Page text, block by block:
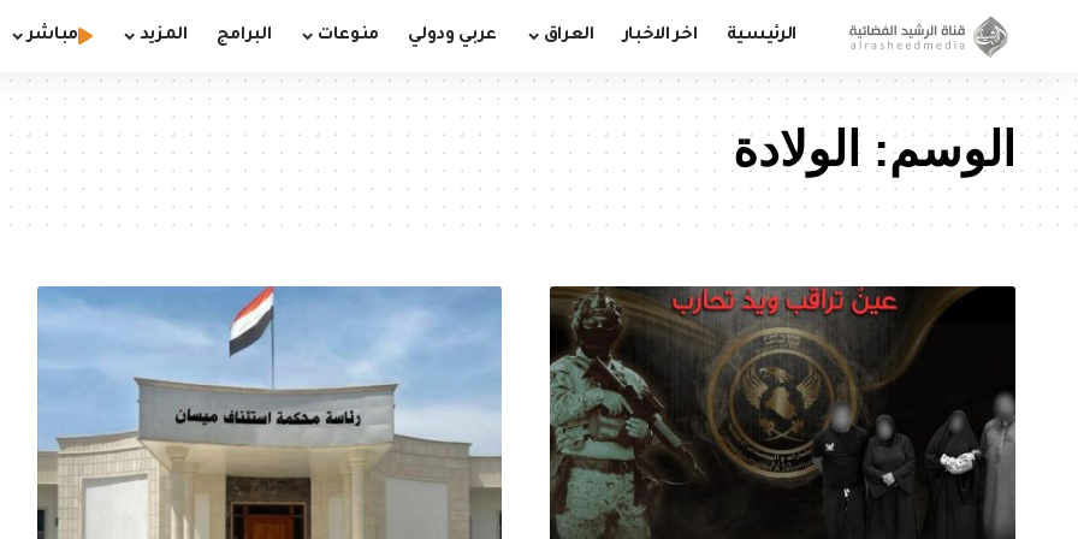
الرئيسية اخر الاخبار العراق عربي ودولي منوعات البرامج المزيد مباشر
الوسم: الولادة